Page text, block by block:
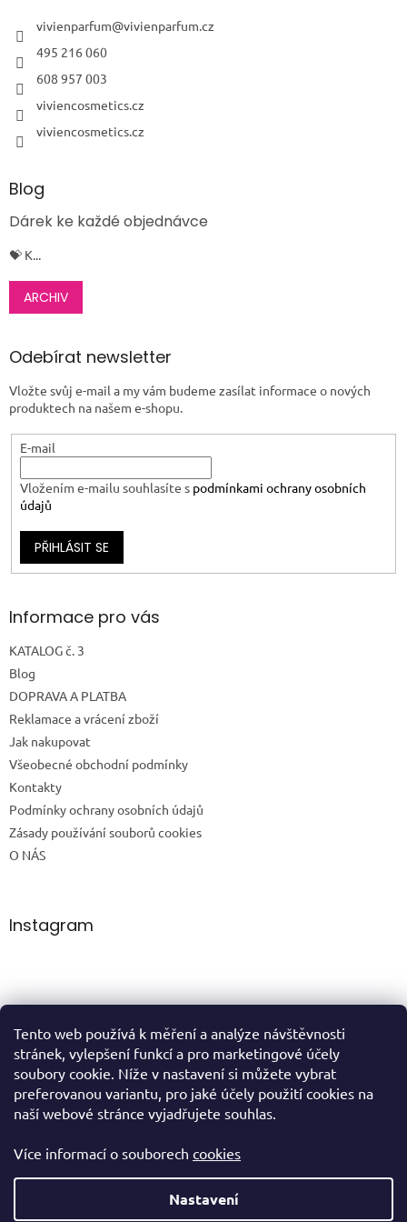
Tento web používá k měření a analýze návštěvnosti
stránek, vylepšení funkcí a pro marketingové účely
soubory cookie. Níže v nastavení si můžete vybrat
preferovanou variantu, pro jaké účely použití cookies na
naší webové stránce vyjadřujete souhlas.
Více informací o souborech cookies
Nastavení
vivienparfum@vivienparfum.cz
495 216 060
608 957 003
viviencosmetics.cz
viviencosmetics.cz
Blog
Dárek ke každé objednávce
💝 K...
ARCHIV
Odebírat newsletter
Vložte svůj e-mail a my vám budeme zasílat informace o nových
produktech na našem e-shopu.
E-mail
Vložením e-mailu souhlasíte s podmínkami ochrany osobních
údajů
PŘIHLÁSIT SE
Informace pro vás
KATALOG č. 3
Blog
DOPRAVA A PLATBA
Reklamace a vrácení zboží
Jak nakupovat
Všeobecné obchodní podmínky
Kontakty
Podmínky ochrany osobních údajů
Zásady používání souborů cookies
O NÁS
Instagram
Sledovat na Instagramu
domů